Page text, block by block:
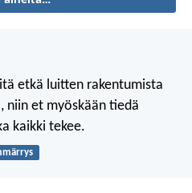
etkä luitten rakentumista
niin et myöskään tiedä
kaikki tekee.